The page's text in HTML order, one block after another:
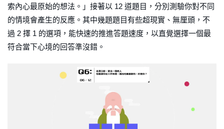
索內心最原始的想法。」接著以 12 道題目，分別測驗你對不同
的情境會產生的反應。其中幾題題目有些超現實、無厘頭，不
過 2 擇 1 的選項，能快速的推進答題速度，以直覺選擇一個最
符合當下心境的回答準沒錯。